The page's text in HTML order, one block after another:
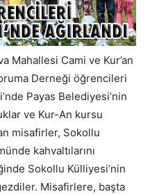
Mahallesi Cami ve Kur’an
Derneği öğrencileri
Payas Belediyesi’nin
ve Kur-An kursu
misafirler, Sokollu
kahvaltılarını
Sokollu Külliyesi’nin
Misafirlere, başta